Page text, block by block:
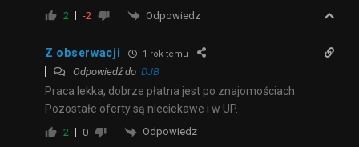
2 -2 Odpowiedz
Z obserwacji 1 rok temu
Odpowiedź do DJB
Praca lekka, dobrze płatna jest po znajomościach.
Pozostałe oferty są nieciekawe i w UP.
2 0 Odpowiedz